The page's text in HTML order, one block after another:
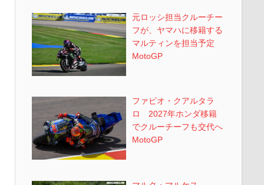
元ロッシ担当クルーチー
フが、ヤマハに移籍する
マルティンを担当予定
MotoGP
ファビオ・クアルタラ
ロ 2027年ホンダ移籍
でクルーチーフも交代へ
MotoGP